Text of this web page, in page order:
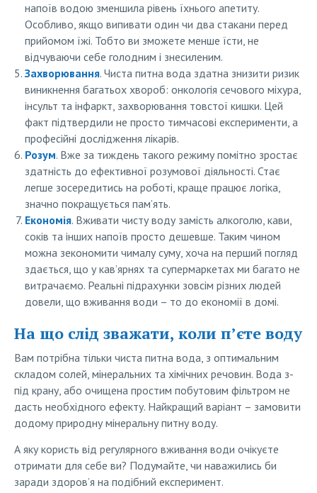
напоїв водою зменшила рівень їхнього апетиту.
Особливо, якщо випивати один чи два стакани перед
прийомом їжі. Тобто ви зможете менше їсти, не
відчуваючи себе голодним і знесиленим.
Захворювання. Чиста питна вода здатна знизити ризик
виникнення багатьох хвороб: онкологія сечового міхура,
інсульт та інфаркт, захворювання товстої кишки. Цей
факт підтвердили не просто тимчасові експерименти, а
професійні дослідження лікарів.
Розум. Вже за тиждень такого режиму помітно зростає
здатність до ефективної розумової діяльності. Стає
легше зосередитись на роботі, краще працює логіка,
значно покращується пам’ять.
Економія. Вживати чисту воду замість алкоголю, кави,
соків та інших напоїв просто дешевше. Таким чином
можна зекономити чималу суму, хоча на перший погляд
здається, що у кав’ярнях та супермаркетах ми багато не
витрачаємо. Реальні підрахунки зовсім різних людей
довели, що вживання води – то до економії в домі.
На що слід зважати, коли п’єте воду
Вам потрібна тільки чиста питна вода, з оптимальним
складом солей, мінеральних та хімічних речовин. Вода з-
під крану, або очищена простим побутовим фільтром не
дасть необхідного ефекту. Найкращий варіант – замовити
додому природну мінеральну питну воду.
А яку користь від регулярного вживання води очікуєте
отримати для себе ви? Подумайте, чи наважились би
заради здоров’я на подібний експеримент.